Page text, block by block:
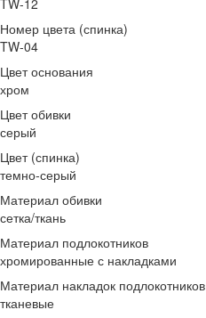
TW-12
Номер цвета (спинка)
TW-04
Цвет основания
хром
Цвет обивки
серый
Цвет (спинка)
темно-серый
Материал обивки
сетка/ткань
Материал подлокотников
хромированные с накладками
Материал накладок подлокотников
тканевые